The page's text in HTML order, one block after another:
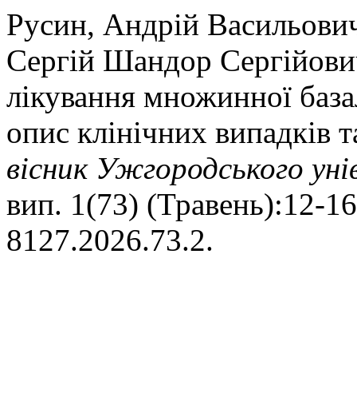
Русин, Андрій
Сергій Шандор
лікування множинної
опис клінічних випадків
вісник Ужгородського
вип. 1(73) (Травень):12-
8127.2026.73.2.